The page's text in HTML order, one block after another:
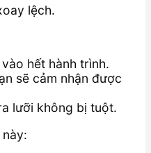
lệch.
hết hành trình.
sẽ cảm nhận được
lưỡi không bị tuột.